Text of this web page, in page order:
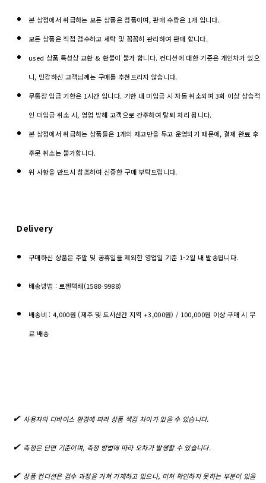
본 상점에서 취급하는 모든 상품은 정품이며, 판매 수량은 1개 입니다.
모든 상품은 직접 검수하고 세탁 및 꼼꼼히 관리하여 판매 합니다.
used 상품 특성상 교환 & 환불이 불가 합니다. 컨디션에 대한 기준은 개인차가 있으
니, 민감하신 고객님께는 구매를 추천드리지 않습니다.
무통장 입금 기한은 1시간 입니다. 기한 내 미입금 시 자동 취소되며 3회 이상 상습적
인 미입금 취소 시, 영업 방해 고객으로 간주하여 탈퇴 처리 됩니다.
본 상점에서 취급하는 상품들은 1개의 재고만을 두고 운영되기 때문에, 결제 완료 후
주문 취소는 불가합니다.
위 사항을 반드시 참조하여 신중한 구매 부탁드립니다.
Delivery
구매하신 상품은 주말 및 공휴일을 제외한 영업일 기준 1-2일 내 발송됩니다.
배송방법 : 로젠택배(1588-9988)
배송비 : 4,000원 (제주 및 도서산간 지역 +3,000원) / 100,000원 이상 구매 시 무
료 배송
✔︎ 사용자의 디바이스 환경에 따라 상품 색감 차이가 있을 수 있습니다.
✔︎ 측정은 단면 기준이며, 측정 방법에 따라 오차가 발생할 수 있습니다.
✔︎ 상품 컨디션은 검수 과정을 거쳐 기재하고 있으나, 미처 확인하지 못하는 부분이 있을